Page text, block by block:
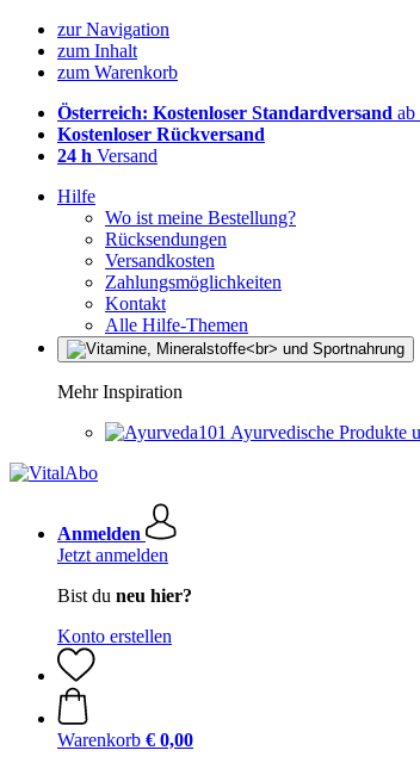
zur Navigation
zum Inhalt
zum Warenkorb
Österreich: Kostenloser Standardversand ab
Kostenloser Rückversand
24 h Versand
Hilfe
Wo ist meine Bestellung?
Rücksendungen
Versandkosten
Zahlungsmöglichkeiten
Kontakt
Alle Hilfe-Themen
Mehr Inspiration
Ayurvedische Produkte
Anmelden
Jetzt anmelden
Bist du neu hier?
Konto erstellen
Warenkorb € 0,00